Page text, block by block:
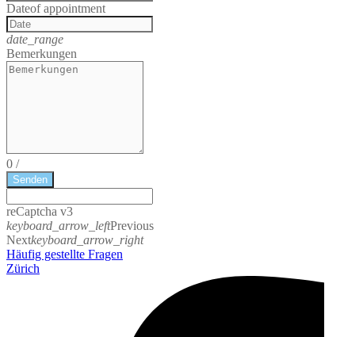
Dateof appointment
date_range
Bemerkungen
0 /
Senden
reCaptcha v3
keyboard_arrow_leftPrevious
Nextkeyboard_arrow_right
Häufig gestellte Fragen
Zürich